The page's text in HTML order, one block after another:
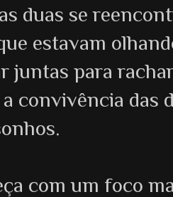
duas se
estavam
juntas para
convivência das
com um foco